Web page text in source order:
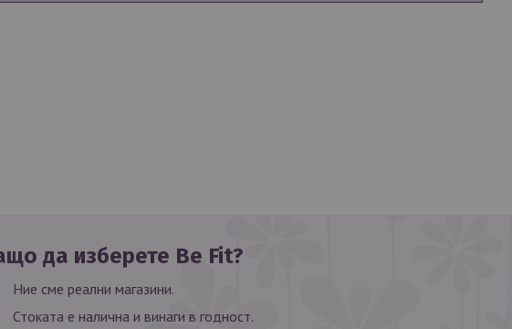
да изберете Be Fit?
Ние сме реални магазини.
Стоката е налична и винаги в годност.